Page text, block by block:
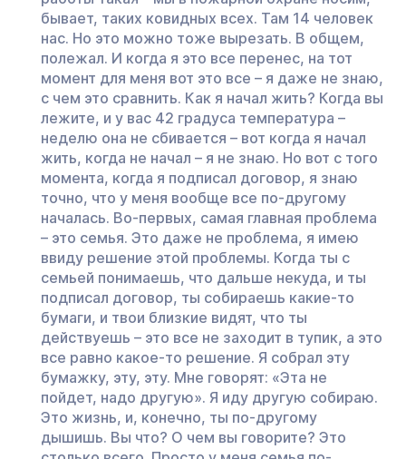
бывает, таких ковидных всех. Там 14 человек
нас. Но это можно тоже вырезать. В общем,
полежал. И когда я это все перенес, на тот
момент для меня вот это все – я даже не знаю,
с чем это сравнить. Как я начал жить? Когда вы
лежите, и у вас 42 градуса температура –
неделю она не сбивается – вот когда я начал
жить, когда не начал – я не знаю. Но вот с того
момента, когда я подписал договор, я знаю
точно, что у меня вообще все по-другому
началась. Во-первых, самая главная проблема
– это семья. Это даже не проблема, я имею
ввиду решение этой проблемы. Когда ты с
семьей понимаешь, что дальше некуда, и ты
подписал договор, ты собираешь какие-то
бумаги, и твои близкие видят, что ты
действуешь – это все не заходит в тупик, а это
все равно какое-то решение. Я собрал эту
бумажку, эту, эту. Мне говорят: «Эта не
пойдет, надо другую». Я иду другую собираю.
Это жизнь, и, конечно, ты по-другому
дышишь. Вы что? О чем вы говорите? Это